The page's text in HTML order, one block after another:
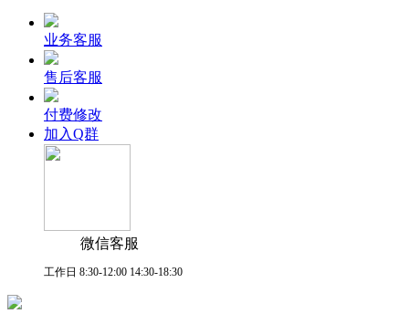
业务客服
售后客服
付费修改
加入Q群
微信客服
工作日 8:30-12:00 14:30-18:30